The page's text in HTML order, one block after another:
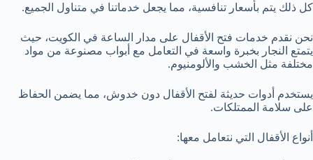
كل ذلك يتم بأسعار تنافسية، مما يجعل خدماتنا في متناول الجميع.
نحن نقدم خدمات فتح الأقفال على مدار الساعة في الكويت، حيث
يتمتع النجار بخبرة واسعة في التعامل مع أبواب مصنوعة من مواد
مختلفة مثل الخشب والألومنيوم.
يستخدم أدوات حديثة لفتح الأقفال دون خدوش، مما يضمن الحفاظ
على سلامة الممتلكات.
أنواع الأقفال التي نتعامل معها: